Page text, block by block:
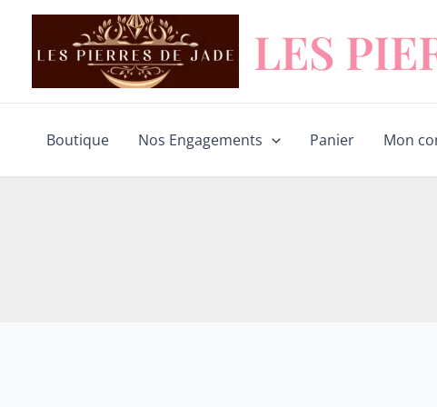
contenu
LES
Boutique Nos Engagements Panier Mon